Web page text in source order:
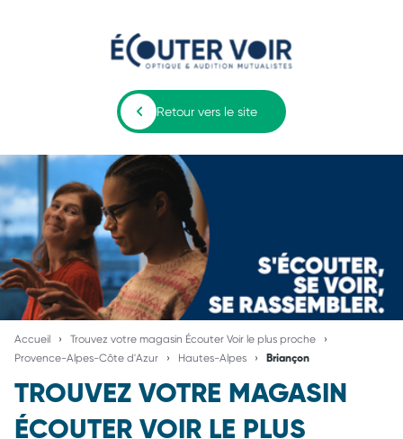
Retour vers le site
Accueil
Trouvez votre magasin Écouter Voir le plus proche
Provence-Alpes-Côte d'Azur
Hautes-Alpes Briançon
TROUVEZ VOTRE MAGASIN
ÉCOUTER VOIR LE PLUS